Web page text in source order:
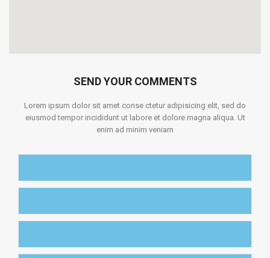
SEND YOUR COMMENTS
Lorem ipsum dolor sit amet conse ctetur adipisicing elit, sed do
eiusmod tempor incididunt ut labore et dolore magna aliqua. Ut
enim ad minim veniam